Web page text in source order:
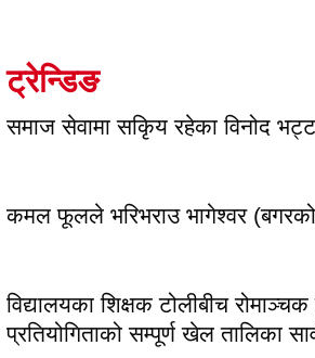
ट्रेन्डिङ
समाज सेवामा सकिृय रहेका विनोद भट्ट
कमल फूलले भरिभराउ भागेश्वर
विद्यालयका शिक्षक टोलीबीच
प्रतियोगिताको सम्पूर्ण खेल तालिका